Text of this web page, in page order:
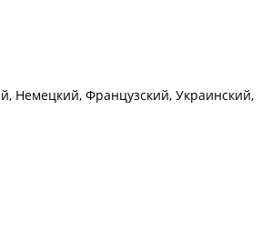
Немецкий, Французский, Украинский,